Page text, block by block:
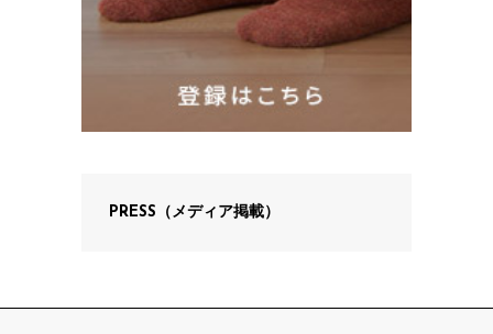
PRESS（メディア掲載）